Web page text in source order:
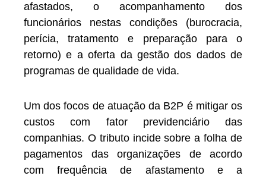
afastados, o acompanhamento dos
funcionários nestas condições (burocracia,
perícia, tratamento e preparação para o
retorno) e a oferta da gestão dos dados de
programas de qualidade de vida.
Um dos focos de atuação da B2P é mitigar os
custos com fator previdenciário das
companhias. O tributo incide sobre a folha de
pagamentos das organizações de acordo
com frequência de afastamento e a